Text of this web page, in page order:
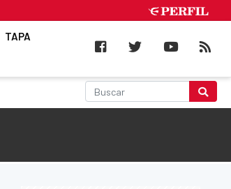
TAPA